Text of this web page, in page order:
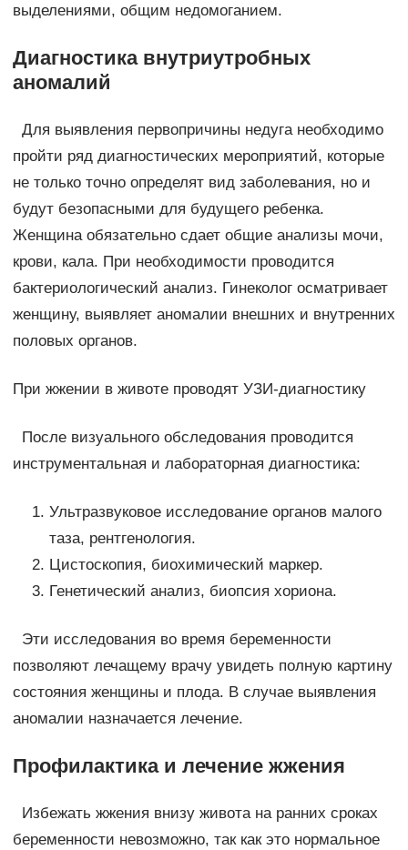
выделениями, общим недомоганием.
Диагностика внутриутробных
аномалий
Для выявления первопричины недуга необходимо
пройти ряд диагностических мероприятий, которые
не только точно определят вид заболевания, но и
будут безопасными для будущего ребенка.
Женщина обязательно сдает общие анализы мочи,
крови, кала. При необходимости проводится
бактериологический анализ. Гинеколог осматривает
женщину, выявляет аномалии внешних и внутренних
половых органов.
При жжении в животе проводят УЗИ-диагностику
После визуального обследования проводится
инструментальная и лабораторная диагностика:
Ультразвуковое исследование органов малого
таза, рентгенология.
Цистоскопия, биохимический маркер.
Генетический анализ, биопсия хориона.
Эти исследования во время беременности
позволяют лечащему врачу увидеть полную картину
состояния женщины и плода. В случае выявления
аномалии назначается лечение.
Профилактика и лечение жжения
Избежать жжения внизу живота на ранних сроках
беременности невозможно, так как это нормальное